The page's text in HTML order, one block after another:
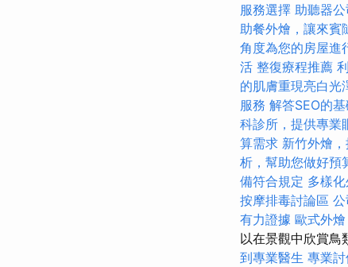
服務選擇 助聽器
助餐外燴，讓來賓
角度為您的房屋進
活 整復療程推薦
的肌膚重現亮白光
服務 解答SEO的
科診所，提供專業
算需求 新竹外燴
析，幫助您做好預
備符合規定 多樣
按摩排毒討論區
有力證據 歐式外
以在景觀中欣賞鳥
到專業醫生 專業